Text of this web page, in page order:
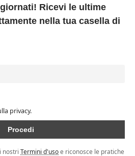
Ricevi le ultime
nella tua casella di
privacy.
nostri Termini d'usoe riconosce le pratiche